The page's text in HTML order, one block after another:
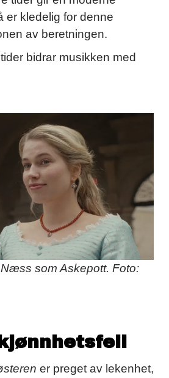
er kledelig for denne
av beretningen.
bidrar musikken med
som Askepott. Foto:
er preget av lekenhet,